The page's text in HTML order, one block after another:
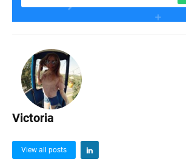
Victoria
View all posts